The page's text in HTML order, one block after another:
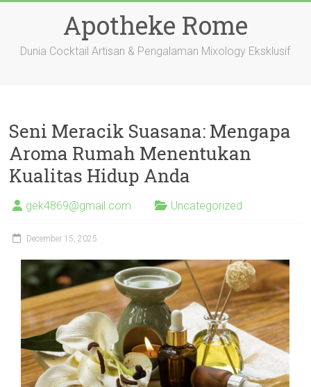
Apotheke Rome
Dunia Cocktail Artisan & Pengalaman Mixology Eksklusif
Seni Meracik Suasana: Mengapa
Aroma Rumah Menentukan
Kualitas Hidup Anda
gek4869@gmail.com Uncategorized
December 15, 2025